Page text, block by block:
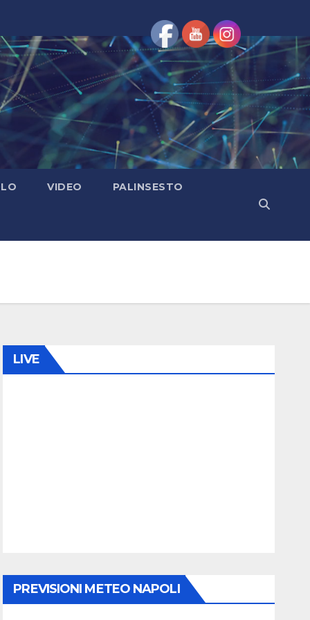
VIDEO PALINSESTO
dopo il gol subìto”
LIVE
PREVISIONI METEO NAPOLI